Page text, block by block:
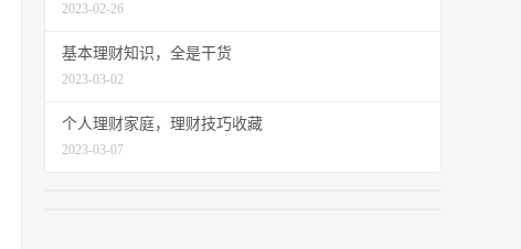
2023-02-26
基本理财知识，全是干货
2023-03-02
个人理财家庭，理财技巧收藏
2023-03-07